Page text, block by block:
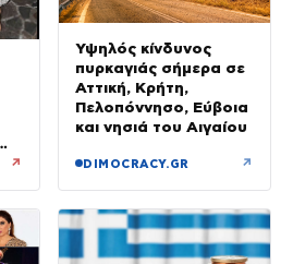
↗
Υψηλός κίνδυνος
πυρκαγιάς σήμερα σε
Αττική, Κρήτη,
Πελοπόννησο, Εύβοια
και νησιά του Αιγαίου
DIMOCRACY.GR ↗